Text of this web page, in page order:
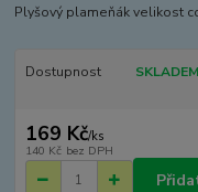
Plyšový plameňák velikost
Dostupnost SKLADEM
169 Kč/ks
140 Kč bez DPH